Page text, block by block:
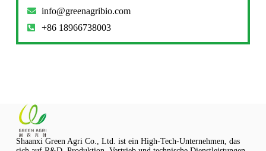
info@greenagribio.com
+86 18966738003
Shaanxi Green Agri Co., Ltd. ist ein High-Tech-Unternehmen, das